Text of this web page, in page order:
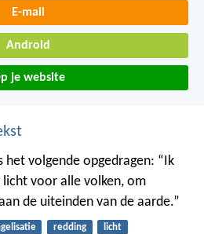
E-mail
Android
je website
het volgende opgedragen: “Ik
voor alle volken, om
de uiteinden van de aarde.”
redding licht